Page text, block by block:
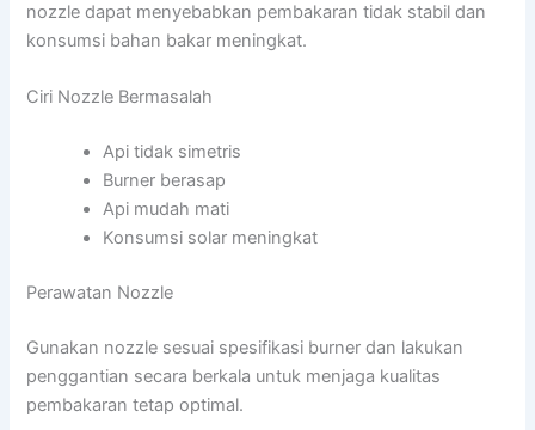
nozzle dapat menyebabkan pembakaran tidak stabil dan
konsumsi bahan bakar meningkat.
Ciri Nozzle Bermasalah
Api tidak simetris
Burner berasap
Api mudah mati
Konsumsi solar meningkat
Perawatan Nozzle
Gunakan nozzle sesuai spesifikasi burner dan lakukan
penggantian secara berkala untuk menjaga kualitas
pembakaran tetap optimal.